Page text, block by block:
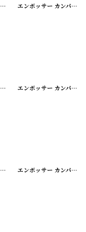
エンボッサー カンパニーシール [20200424-4]エンボッサー カンパニーシール
エンボッサー カンパニーシール [20200424-7]エンボッサー カンパニーシール
エンボッサー カンパニーシール [20200424-10]
エンボッサー カンパニーシール